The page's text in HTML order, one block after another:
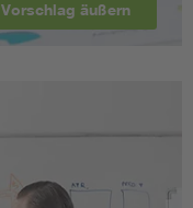
Vorschlag äußern